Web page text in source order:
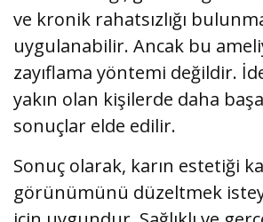
ve kronik rahatsızlığı
uygulanabilir. Ancak bu
zayıflama yöntemi değildir.
yakın olan kişilerde daha
sonuçlar elde edilir.
Sonuç olarak, karın estetiği
görünümünü düzeltmek